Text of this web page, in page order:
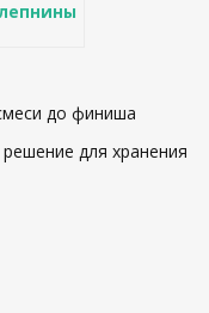
до финиша
для хранения